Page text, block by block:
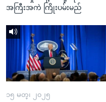
အကြီးအကဲ ကြိုးပမ်းမည်
၁၅ မတ္၊ ၂၀၂၅